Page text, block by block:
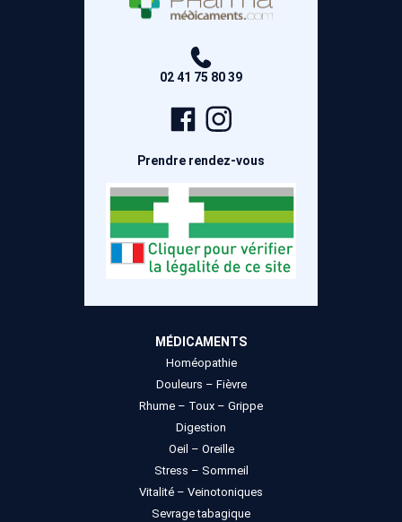
02 41 75 80 39
Page
Facebook
Prendre rendez-vous
MÉDICAMENTS
Homéopathie
Douleurs – Fièvre
Rhume – Toux – Grippe
Digestion
Oeil – Oreille
Stress – Sommeil
Vitalité – Veinotoniques
Sevrage tabagique